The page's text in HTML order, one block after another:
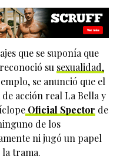
que se suponía que
su sexualidad,
se anunció que el
acción real La Bella y
Oficial Spector de
de los
ni jugó un papel
trama.